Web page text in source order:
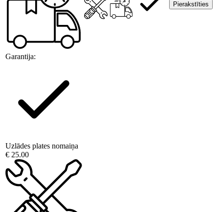
Garantija:
Pierakstīties
Uzlādes plates nomaiņa
€ 25.00